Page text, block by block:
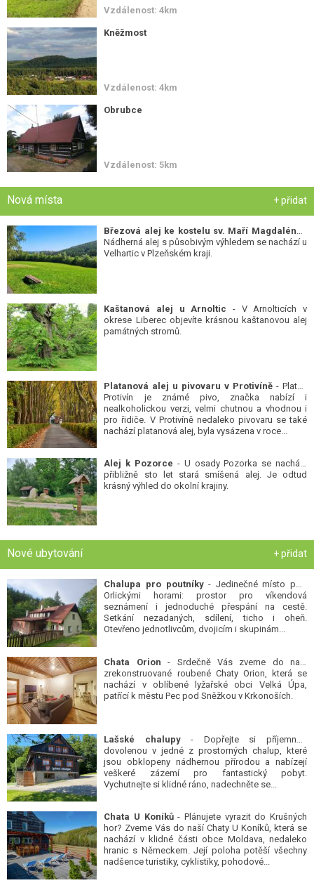
Vzdálenost: 4km
Kněžmost
Vzdálenost: 4km
Obrubce
Vzdálenost: 5km
Nová místa + přidat
Březová alej ke kostelu sv. Maří Magdalény-
Nádherná alej s působivým výhledem se nachází u
Velhartic v Plzeňském kraji.
Kaštanová alej u Arnoltic - V Arnolticích v
okrese Liberec objevíte krásnou kaštanovou alej
památných stromů.
Platanová alej u pivovaru v Protivíně - Platan
Protivín je známé pivo, značka nabízí i
nealkoholickou verzi, velmi chutnou a vhodnou i
pro řidiče. V Protivíně nedaleko pivovaru se také
nachází platanová alej, byla vysázena v roce...
Alej k Pozorce - U osady Pozorka se nachází
přibližně sto let stará smíšená alej. Je odtud
krásný výhled do okolní krajiny.
Nové ubytování + přidat
Chalupa pro poutníky- Jedinečné místo pod
Orlickými horami: prostor pro víkendová
seznámení i jednoduché přespání na cestě.
Setkání nezadaných, sdílení, ticho i oheň.
Otevřeno jednotlivcům, dvojicím i skupinám...
Chata Orion - Srdečně Vás zveme do naší
zrekonstruované roubené Chaty Orion, která se
nachází v oblíbené lyžařské obci Velká Úpa,
patřící k městu Pec pod Sněžkou v Krkonoších.
Lašské chalupy- Dopřejte si příjemnou
dovolenou v jedné z prostorných chalup, které
jsou obklopeny nádhernou přírodou a nabízejí
veškeré zázemí pro fantastický pobyt.
Vychutnejte si klidné ráno, nadechněte se...
Chata U Koníků- Plánujete vyrazit do Krušných
hor? Zveme Vás do naší Chaty U Koníků, která se
nachází v klidné části obce Moldava, nedaleko
hranic s Německem. Její poloha potěší všechny
nadšence turistiky, cyklistiky, pohodové...